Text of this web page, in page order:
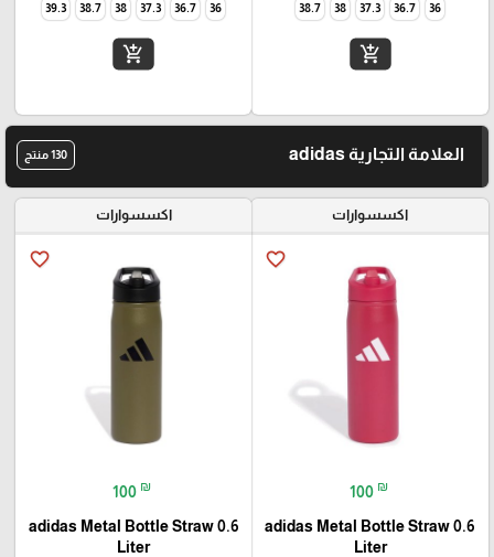
36
36.7
37.3
38
38.7
add_shopping_cart
36
36.7
37.3
38
38.7
39.3
add_shopping_cart
العلامة التجارية adidas 130 منتج
اكسسوارات
favorite_border
100 ₪
adidas Metal Bottle Straw 0.6
Liter
اكسسوارات
favorite_border
100 ₪
adidas Metal Bottle Straw 0.6
Liter